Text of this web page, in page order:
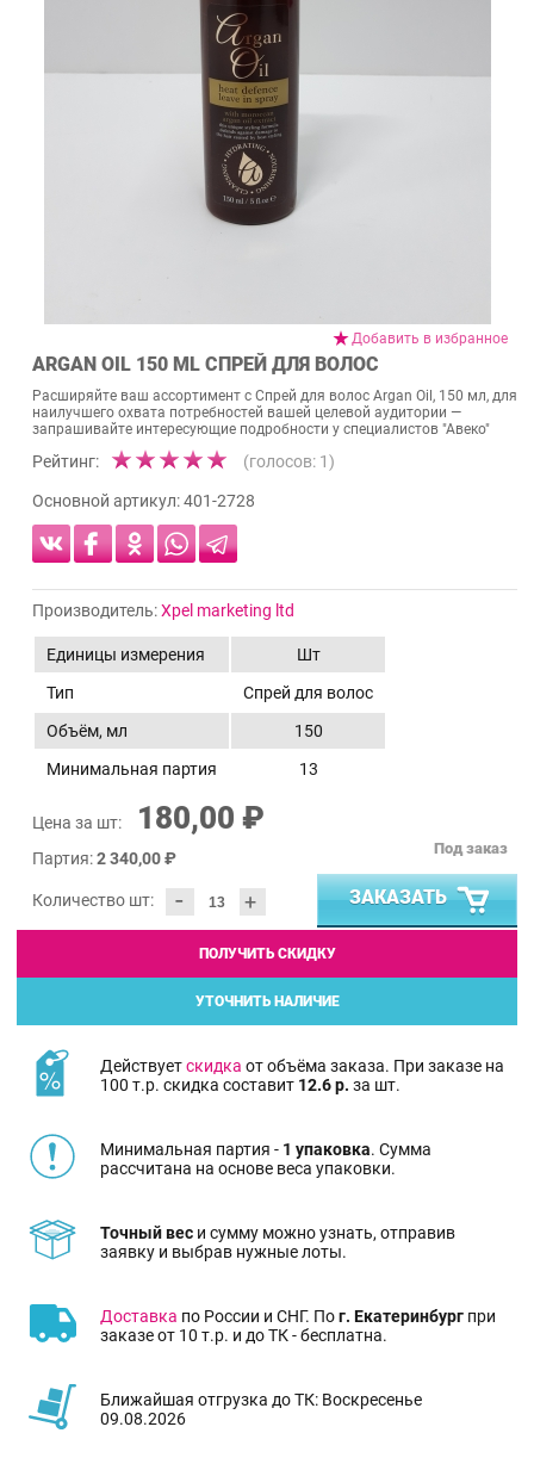
Добавить в избранное
ARGAN OIL 150 ML СПРЕЙ ДЛЯ ВОЛОС
Расширяйте ваш ассортимент с Спрей для волос Argan Oil, 150 мл, для
наилучшего охвата потребностей вашей целевой аудитории —
запрашивайте интересующие подробности у специалистов "Авеко"
Рейтинг: (голосов: 1)
Основной артикул:401-2728
Производитель:Xpel marketing ltd
Единицы измерения
Шт
Тип
Спрей для волос
Объём, мл
150
Минимальная партия
13
Цена за шт: 180,00 ₽
Партия:2 340,00 ₽
Количество шт: - +
Под заказ
ЗАКАЗАТЬ
ПОЛУЧИТЬ СКИДКУ
УТОЧНИТЬ НАЛИЧИЕ
Действуетскидка от объёма заказа. При заказе на
100 т.р. скидка составит 12.6 р. за шт.
Минимальная партия - 1 упаковка. Сумма
рассчитана на основе веса упаковки.
Точный вес и сумму можно узнать, отправив
заявку и выбрав нужные лоты.
Доставка по России и СНГ. Пог. Екатеринбург при
заказе от 10 т.р. и до ТК - бесплатна.
Ближайшая отгрузка до ТК: Воскресенье
09.08.2026